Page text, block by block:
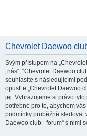
Chevrolet Daewoo
Svým přístupem na
„nás“, “Chevrolet Daewoo
souhlasíte s následujícími
opusťte „Chevrolet Daewoo
jej. Vyhrazujeme si právo
potřebné pro to, abychom
podmínky průběžně sledovat
Daewoo club - forum“ s nimi